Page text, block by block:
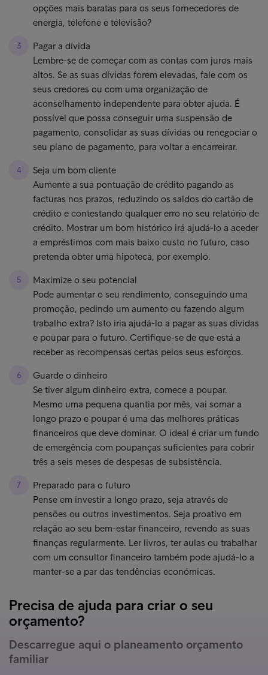
opções mais baratas para os seus fornecedores de
energia, telefone e televisão?
Pagar a dívida
Lembre-se de começar com as contas com juros mais
altos. Se as suas dívidas forem elevadas, fale com os
seus credores ou com uma organização de
aconselhamento independente para obter ajuda. É
possível que possa conseguir uma suspensão de
pagamento, consolidar as suas dívidas ou renegociar o
seu plano de pagamento, para voltar a encarreirar.
Seja um bom cliente
Aumente a sua pontuação de crédito pagando as
facturas nos prazos, reduzindo os saldos do cartão de
crédito e contestando qualquer erro no seu relatório de
crédito. Mostrar um bom histórico irá ajudá-lo a aceder
a empréstimos com mais baixo custo no futuro, caso
pretenda obter uma hipoteca, por exemplo.
Maximize o seu potencial
Pode aumentar o seu rendimento, conseguindo uma
promoção, pedindo um aumento ou fazendo algum
trabalho extra? Isto iria ajudá-lo a pagar as suas dívidas
e poupar para o futuro. Certifique-se de que está a
receber as recompensas certas pelos seus esforços.
Guarde o dinheiro
Se tiver algum dinheiro extra, comece a poupar.
Mesmo uma pequena quantia por mês, vai somar a
longo prazo e poupar é uma das melhores práticas
financeiros que deve dominar. O ideal é criar um fundo
de emergência com poupanças suficientes para cobrir
três a seis meses de despesas de subsistência.
Preparado para o futuro
Pense em investir a longo prazo, seja através de
pensões ou outros investimentos. Seja proativo em
relação ao seu bem-estar financeiro, revendo as suas
finanças regularmente. Ler livros, ter aulas ou trabalhar
com um consultor financeiro também pode ajudá-lo a
manter-se a par das tendências económicas.
Precisa de ajuda para criar o seu
orçamento?
Descarregue aqui o planeamento orçamento
familiar